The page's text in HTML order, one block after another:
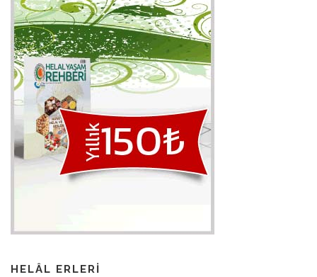
HELÂL ERLERI